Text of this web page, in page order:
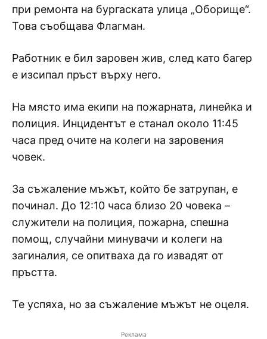
при ремонта на бургаската улица „Оборище“.
Това съобщава Флагман.
Работник е бил заровен жив, след като багер
е изсипал пръст върху него.
На място има екипи на пожарната, линейка и
полиция. Инцидентът е станал около 11:45
часа пред очите на колеги на заровения
човек.
За съжаление мъжът, който бе затрупан, е
починал. До 12:10 часа близо 20 човека –
служители на полиция, пожарна, спешна
помощ, случайни минувачи и колеги на
загиналия, се опитваха да го извадят от
пръстта.
Те успяха, но за съжаление мъжът не оцеля.
Реклама